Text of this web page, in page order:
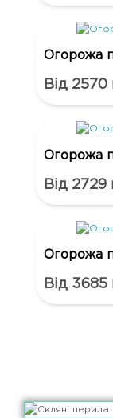
Огорожа
Від 2570
Огорожа
Від 2729
Огорожа
Від 3685